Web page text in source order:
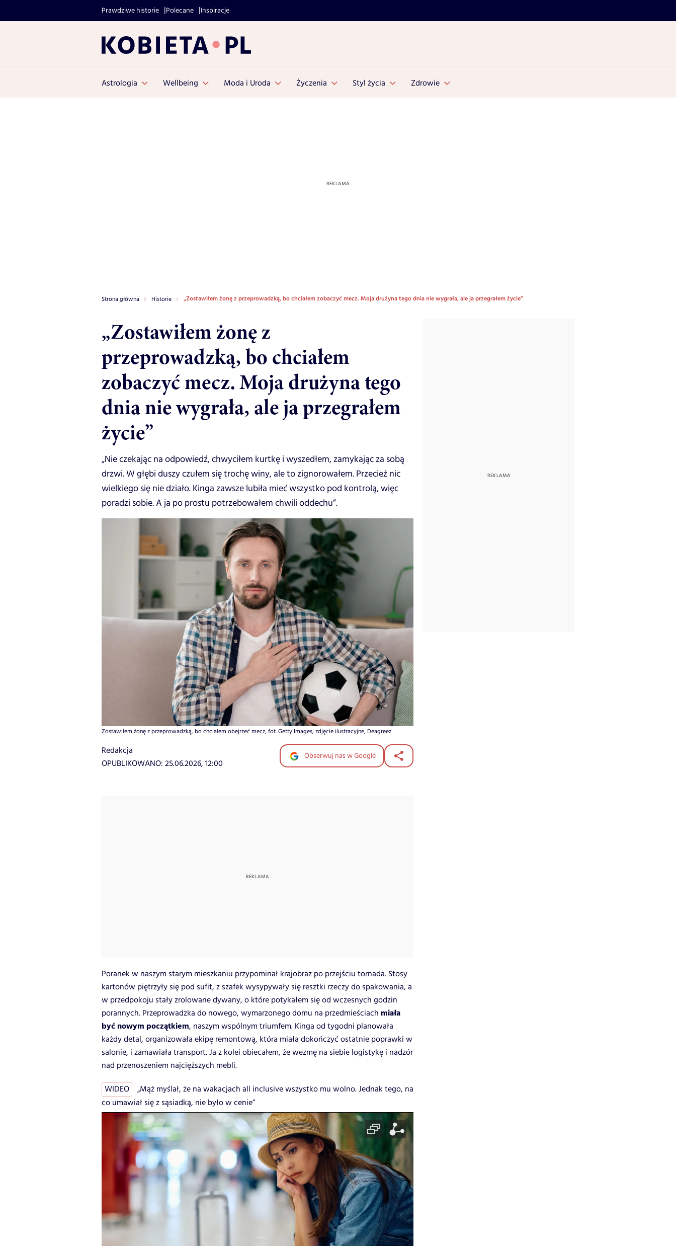
Prawdziwe historie Polecane Inspiracje
Astrologia Wellbeing Moda i Uroda Życzenia Styl życia Zdrowie
Strona główna Historie „Zostawiłem żonę z przeprowadzką, bo chciałem zobaczyć mecz. Moja drużyna tego dnia nie wygrała, ale ja przegrałem życie”
„Zostawiłem żonę z
przeprowadzką, bo chciałem
zobaczyć mecz. Moja drużyna tego
dnia nie wygrała, ale ja przegrałem
życie”
„Nie czekając na odpowiedź, chwyciłem kurtkę i wyszedłem, zamykając za sobą
drzwi. W głębi duszy czułem się trochę winy, ale to zignorowałem. Przecież nic
wielkiego się nie działo. Kinga zawsze lubiła mieć wszystko pod kontrolą, więc
poradzi sobie. A ja po prostu potrzebowałem chwili oddechu”.
Zostawiłem żonę z przeprowadzką, bo chciałem obejrzeć mecz, fot. Getty Images, zdjęcie ilustracyjne, Deagreez
Redakcja
OPUBLIKOWANO: 25.06.2026, 12:00
Obserwuj nas w Google
Poranek w naszym starym mieszkaniu przypominał krajobraz po przejściu tornada. Stosy
kartonów piętrzyły się pod sufit, z szafek wysypywały się resztki rzeczy do spakowania, a
w przedpokoju stały zrolowane dywany, o które potykałem się od wczesnych godzin
porannych. Przeprowadzka do nowego, wymarzonego domu na przedmieściach miała
być nowym początkiem, naszym wspólnym triumfem. Kinga od tygodni planowała
każdy detal, organizowała ekipę remontową, która miała dokończyć ostatnie poprawki w
salonie, i zamawiała transport. Ja z kolei obiecałem, że wezmę na siebie logistykę i nadzór
nad przenoszeniem najcięższych mebli.
WIDEO
„Mąż myślał, że na wakacjach all inclusive wszystko mu wolno. Jednak tego, na
co umawiał się z sąsiadką, nie było w cenie”